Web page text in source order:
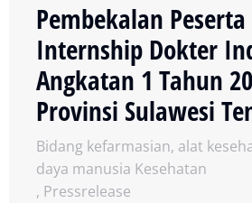
Pembekalan
Internship Dokter
Angkatan 1 Tahun
Provinsi Sulawesi
Bidang kefarmasian, alat
daya manusia Kesehatan
, Pressrelease